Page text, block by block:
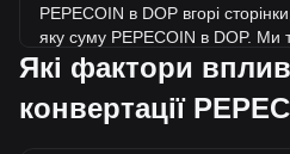
PEPECOIN в DOP вгорі
яку суму PEPECOIN в DOP. Ми
довідкові таблиці для
Наприклад, 5 DOP
PEPECOIN коштуватимуть
Які фактори
конвертації